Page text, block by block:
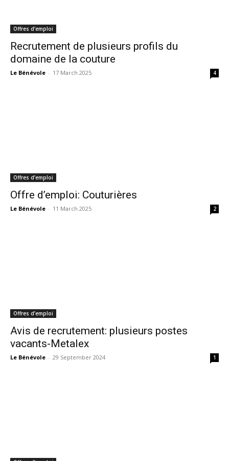
Offres d’emploi
Recrutement de plusieurs profils du
domaine de la couture
Le Bénévole - 17 March 2025 4
Offres d’emploi
Offre d’emploi: Couturières
Le Bénévole - 11 March 2025 2
Offres d’emploi
Avis de recrutement: plusieurs postes
vacants-Metalex
Le Bénévole - 29 September 2024 1